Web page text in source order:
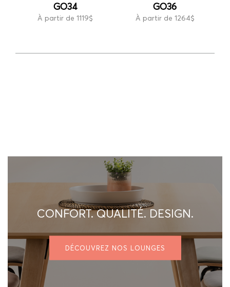
GO34
À partir de 1119$
GO36
À partir de 1264$
CONFORT. QUALITÉ. DESIGN.
DÉCOUVREZ NOS LOUNGES